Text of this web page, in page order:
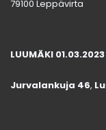
79100 Leppävirta
LUUMÄKI
Jurvalankuja 46,